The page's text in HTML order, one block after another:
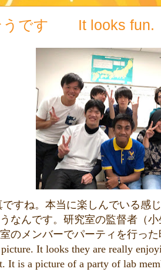
うです It looks fun.
ですね。本当に楽しんでいる感
なんです。研究室の監督者（
のメンバーでパーティを行っ
It looks they are really
It is a picture of a party of lab